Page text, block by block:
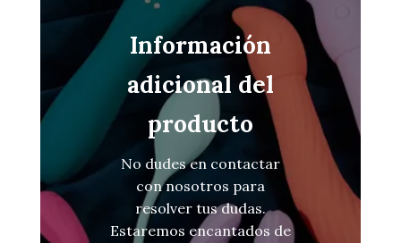
Información
adicional del
producto
No dudes en contactar
con nosotros para
resolver tus dudas.
Estaremos encantados de